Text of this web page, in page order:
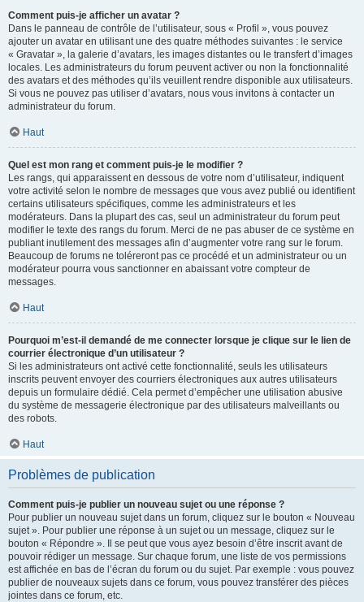
Comment puis-je afficher un avatar ?
Dans le panneau de contrôle de l’utilisateur, sous « Profil », vous pouvez
ajouter un avatar en utilisant une des quatre méthodes suivantes : le service
« Gravatar », la galerie d’avatars, les images distantes ou le transfert d’images
locales. Les administrateurs du forum peuvent activer ou non la fonctionnalité
des avatars et des méthodes qu’ils veuillent rendre disponible aux utilisateurs.
Si vous ne pouvez pas utiliser d’avatars, nous vous invitons à contacter un
administrateur du forum.
Haut
Quel est mon rang et comment puis-je le modifier ?
Les rangs, qui apparaissent en dessous de votre nom d’utilisateur, indiquent
votre activité selon le nombre de messages que vous avez publié ou identifient
certains utilisateurs spécifiques, comme les administrateurs et les
modérateurs. Dans la plupart des cas, seul un administrateur du forum peut
modifier le texte des rangs du forum. Merci de ne pas abuser de ce système en
publiant inutilement des messages afin d’augmenter votre rang sur le forum.
Beaucoup de forums ne toléreront pas ce procédé et un administrateur ou un
modérateur pourra vous sanctionner en abaissant votre compteur de
messages.
Haut
Pourquoi m’est-il demandé de me connecter lorsque je clique sur le lien de
courrier électronique d’un utilisateur ?
Si les administrateurs ont activé cette fonctionnalité, seuls les utilisateurs
inscrits peuvent envoyer des courriers électroniques aux autres utilisateurs
depuis un formulaire dédié. Cela permet d’empêcher une utilisation abusive
du système de messagerie électronique par des utilisateurs malveillants ou
des robots.
Haut
Problèmes de publication
Comment puis-je publier un nouveau sujet ou une réponse ?
Pour publier un nouveau sujet dans un forum, cliquez sur le bouton « Nouveau
sujet ». Pour publier une réponse à un sujet ou un message, cliquez sur le
bouton « Répondre ». Il se peut que vous ayez besoin d’être inscrit avant de
pouvoir rédiger un message. Sur chaque forum, une liste de vos permissions
est affichée en bas de l’écran du forum ou du sujet. Par exemple : vous pouvez
publier de nouveaux sujets dans ce forum, vous pouvez transférer des pièces
jointes dans ce forum, etc.